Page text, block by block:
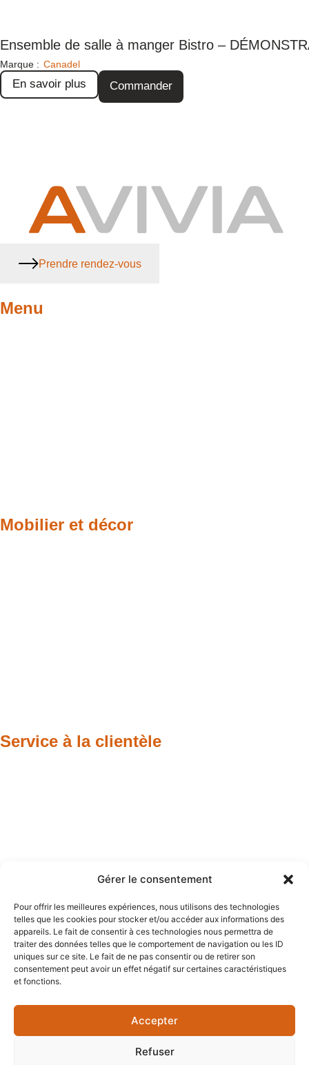
Gérer le consentement
Pour offrir les meilleures expériences, nous utilisons des technologies
telles que les cookies pour stocker et/ou accéder aux informations des
appareils. Le fait de consentir à ces technologies nous permettra de
traiter des données telles que le comportement de navigation ou les ID
uniques sur ce site. Le fait de ne pas consentir ou de retirer son
consentement peut avoir un effet négatif sur certaines caractéristiques
et fonctions.
Accepter
Refuser
Ensemble de salle à manger Bistro –
Marque : Canadel
En savoir plus Commander
Prendre rendez-vous
Menu
Mobilier et décor
Service à la clientèle
1 844-365-7821
Points de services
Suivez-nous
Licence RBQ : 5608-0336-01